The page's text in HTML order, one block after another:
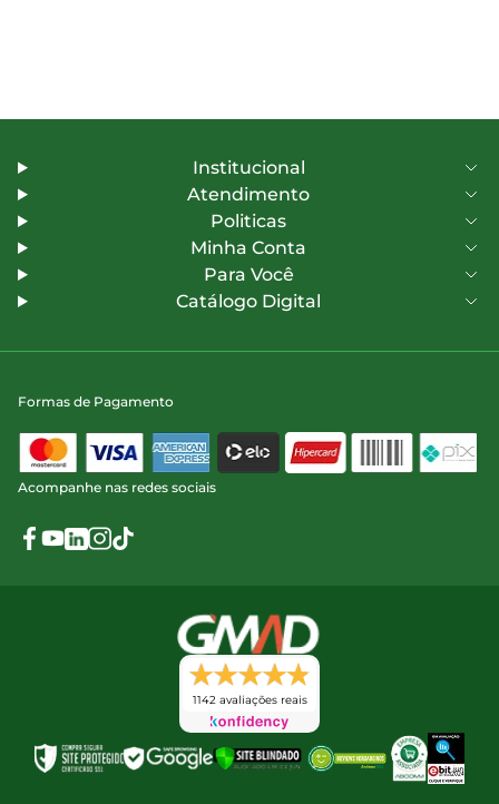
Institucional
Atendimento
Politicas
Minha Conta
Para Você
Catálogo Digital
Formas de Pagamento
Acompanhe nas redes sociais
1142 avaliações reais